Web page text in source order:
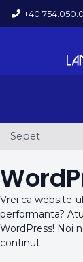
Sepet
Vrei ca website-
performanta?
WordPress! Noi
continut.